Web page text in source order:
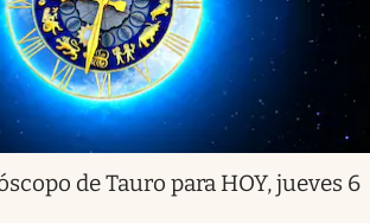
de Tauro para HOY, jueves 6